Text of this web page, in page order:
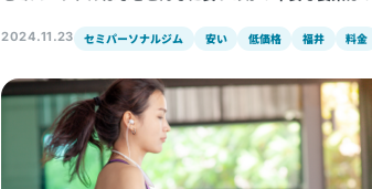
2024.11.23 セミパーソナルジム 安い 低価格 福井 料金